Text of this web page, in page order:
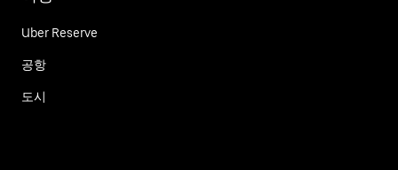
Uber Reserve
공항
도시